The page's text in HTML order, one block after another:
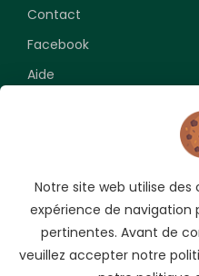
Contact
Facebook
Aide
Souscrivez pour recevoir
Notre site web utilise
expérience de
pertinentes. Avant de
veuillez accepter notre